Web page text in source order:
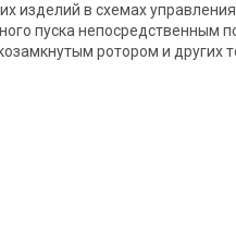
изделий в схемах
пуска непосредственным
ротором и других